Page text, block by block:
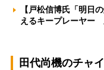
【戸松信博氏「明日
えるキープレーヤー
田代尚機のチャ